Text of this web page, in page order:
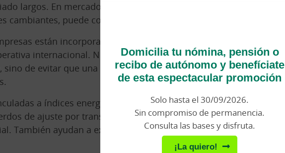
largos. En mercados estables puede funcionar. En un
cambiantes, puede convertirse en un riesgo.
están incorporando
internacional. No se trata de trasladar cualquier
sino de evitar que una operación rentable deje de serlo por
a índices energéticos, las revisiones periódicas de
de ajuste por transporte permiten ordenar mejor la
También ayudan a explicar cualquier cambio con más
Domicilia tu nómina, pensión o
recibo de autónomo y benefíciate
de esta espectacular promoción
Solo hasta el 30/09/2026.
Sin compromiso de permanencia.
Consulta las bases y disfruta.
¡La quiero!